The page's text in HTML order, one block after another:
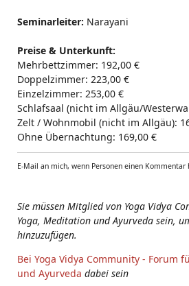
Seminarleiter: Narayani
Preise & Unterkunft:
Mehrbettzimmer: 192,00 €
Doppelzimmer: 223,00 €
Einzelzimmer: 253,00 €
Schlafsaal (nicht im Allgäu/
Zelt / Wohnmobil (nicht im Allgäu):
Ohne Übernachtung: 169,00 €
E-Mail an mich, wenn Personen einen Kommentar
Sie müssen Mitglied von Yoga Vidya
Yoga, Meditation und Ayurveda sein,
hinzuzufügen.
Bei Yoga Vidya Community - Forum
und Ayurveda dabei sein